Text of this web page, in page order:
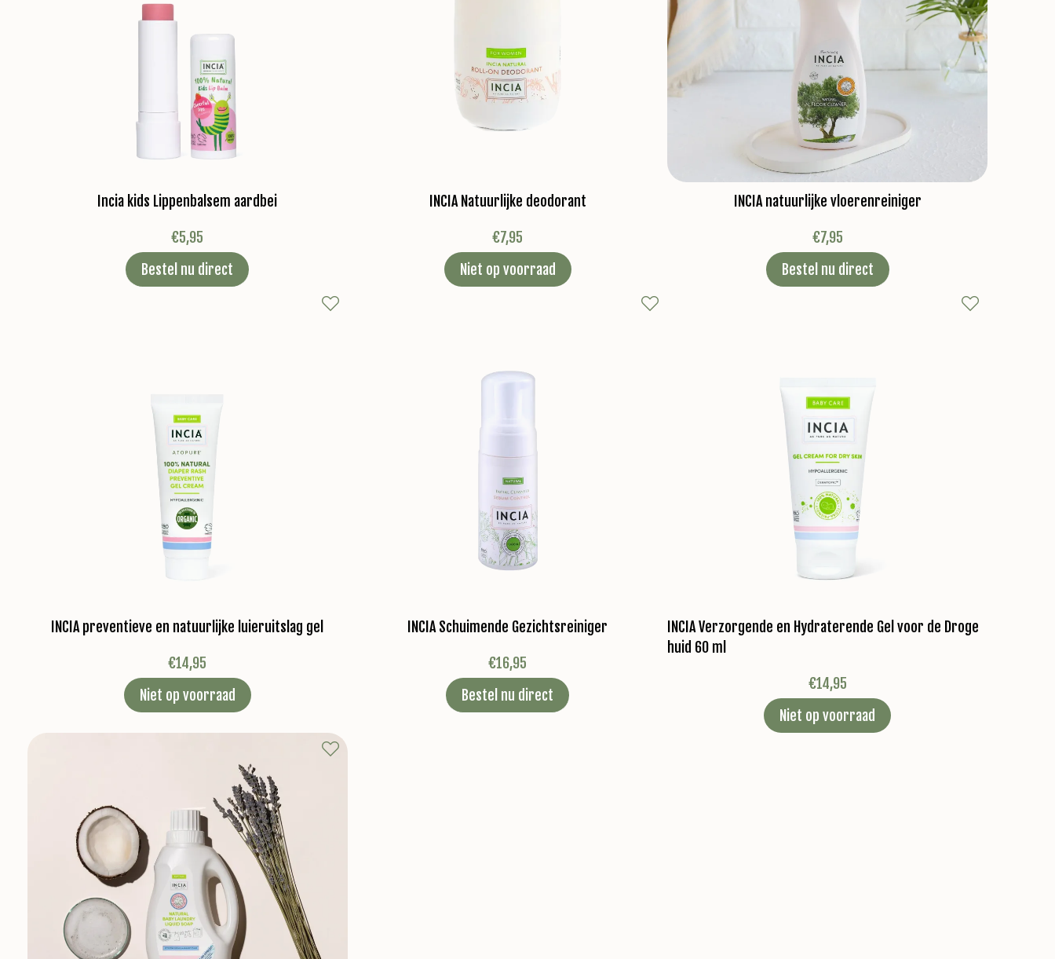
Incia kids Lippenbalsem aardbei
€5,95
Bestel nu direct
INCIA Natuurlijke deodorant
€7,95
Niet op voorraad
INCIA natuurlijke vloerenreiniger
€7,95
Bestel nu direct
INCIA preventieve en natuurlijke luieruitslag gel
€14,95
Niet op voorraad
INCIA Schuimende Gezichtsreiniger
€16,95
Bestel nu direct
INCIA Verzorgende en Hydraterende Gel voor de Droge
huid 60 ml
€14,95
Niet op voorraad